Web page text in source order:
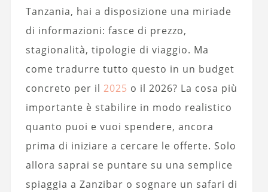
Tanzania, hai a disposizione una miriade
di informazioni: fasce di prezzo,
stagionalità, tipologie di viaggio. Ma
come tradurre tutto questo in un budget
concreto per il 2025 o il 2026? La cosa più
importante è stabilire in modo realistico
quanto puoi e vuoi spendere, ancora
prima di iniziare a cercare le offerte. Solo
allora saprai se puntare su una semplice
spiaggia a Zanzibar o sognare un safari di